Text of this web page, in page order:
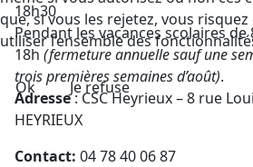
18h30
Pendant les vacances scolaires de
18h (fermeture annuelle sauf une
trois premières semaines d’août).
Adresse: CSC Heyrieux – 8 rue
HEYRIEUX
Contact: 04 78 40 06 87
que, si vous les rejetez, vous
utiliser l’ensemble des
Ok Je refuse